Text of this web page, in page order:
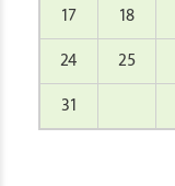
17
18
24
25
31